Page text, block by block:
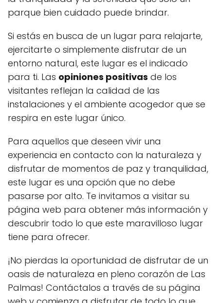
parque bien cuidado puede brindar.
Si estás en busca de un lugar para relajarte,
ejercitarte o simplemente disfrutar de un
entorno natural, este lugar es el indicado
para ti. Las opiniones positivas de los
visitantes reflejan la calidad de las
instalaciones y el ambiente acogedor que se
respira en este lugar único.
Para aquellos que deseen vivir una
experiencia en contacto con la naturaleza y
disfrutar de momentos de paz y tranquilidad,
este lugar es una opción que no debe
pasarse por alto. Te invitamos a visitar su
página web para obtener más información y
descubrir todo lo que este maravilloso lugar
tiene para ofrecer.
¡No pierdas la oportunidad de disfrutar de un
oasis de naturaleza en pleno corazón de Las
Palmas! Contáctalos a través de su página